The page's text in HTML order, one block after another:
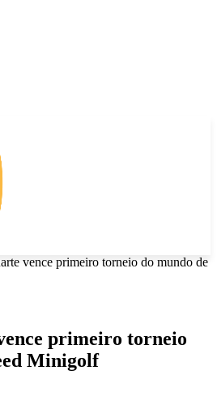
vence primeiro torneio do mundo de
primeiro torneio
Minigolf